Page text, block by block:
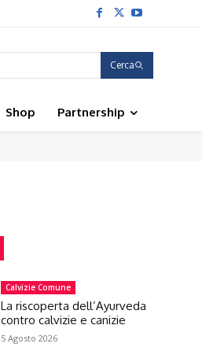
Cerca
Shop Partnership
Calvizie Comune
La riscoperta dell’Ayurveda
contro calvizie e canizie
5 Agosto 2026